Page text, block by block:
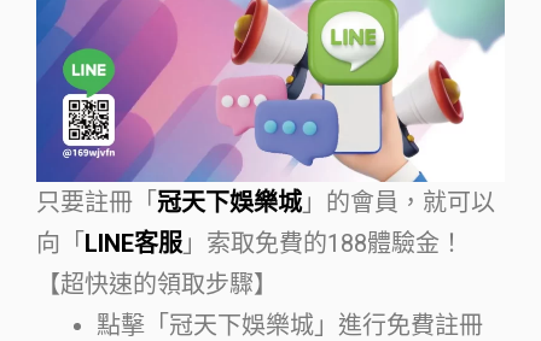
只要註冊「 冠天下娛樂城」的會員，就可以
向「 LINE客服 」索取免費的188體驗金！
【超快速的領取步驟】
點擊「冠天下娛樂城」進行免費註冊